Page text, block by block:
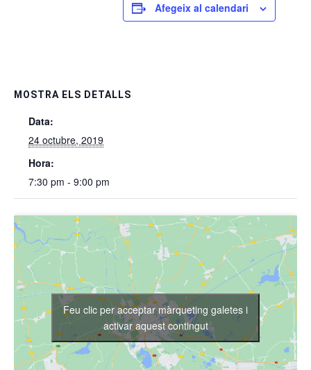
Afegeix al calendari
MOSTRA ELS DETALLS
Data:
24 octubre, 2019
Hora:
7:30 pm - 9:00 pm
Feu clic per acceptar màrqueting galetes i
activar aquest contingut